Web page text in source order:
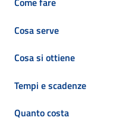
Cosa serve
Cosa si ottiene
Tempi e scadenze
Quanto costa